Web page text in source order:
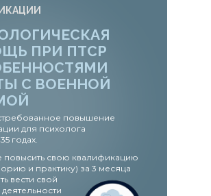
повысить свою квалификацию
и практику) за 3 месяца
вести свой
повышение
для психолога
годах.
ПРИ ПТСР
С ВОЕННОЙ